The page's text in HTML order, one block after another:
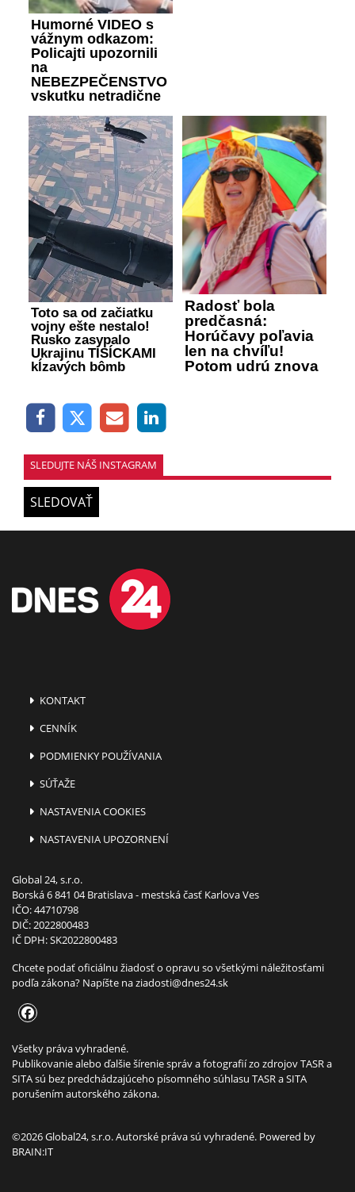
Humorné VIDEO s
vážnym odkazom:
Policajti upozornili
na
NEBEZPEČENSTVO
vskutku netradične
Toto sa od začiatku
vojny ešte nestalo!
Rusko zasypalo
Ukrajinu TISÍCKAMI
kĺzavých bômb
Radosť bola
predčasná:
Horúčavy poľavia
len na chvíľu!
Potom udrú znova
SLEDUJTE NÁŠ INSTAGRAM
SLEDOVAŤ
KONTAKT
CENNÍK
PODMIENKY POUŽÍVANIA
SÚŤAŽE
NASTAVENIA COOKIES
NASTAVENIA UPOZORNENÍ
Global 24, s.r.o.
Borská 6 841 04 Bratislava - mestská časť Karlova Ves
IČO: 44710798
DIČ: 2022800483
IČ DPH: SK2022800483
Chcete podať oficiálnu žiadosť o opravu so všetkými náležitosťami
podľa zákona? Napíšte naziadosti@dnes24.sk
Všetky práva vyhradené.
Publikovanie alebo ďalšie šírenie správ a fotografií zo zdrojov TASR a
SITA sú bez predchádzajúceho písomného súhlasu TASR a SITA
porušením autorského zákona.
©2026 Global24, s.r.o. Autorské práva sú vyhradené. Powered by
BRAIN:IT